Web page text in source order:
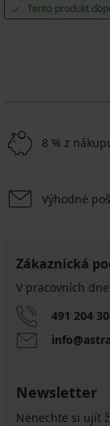
Tento produkt
8 % z
Výhodné
Zákaznická
V pracovních
491 204
Newsletter
Nenechte si ujít